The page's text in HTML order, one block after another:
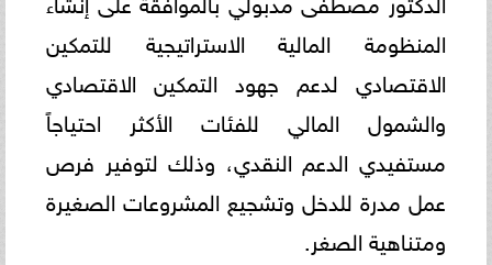
المنظومة المالية الاستراتيجية للتمكين
الاقتصادي لدعم جهود التمكين الاقتصادي
والشمول المالي للفئات الأكثر احتياجاً
مستفيدي الدعم النقدي، وذلك لتوفير فرص
عمل مدرة للدخل وتشجيع المشروعات الصغيرة
ومتناهية الصغر.